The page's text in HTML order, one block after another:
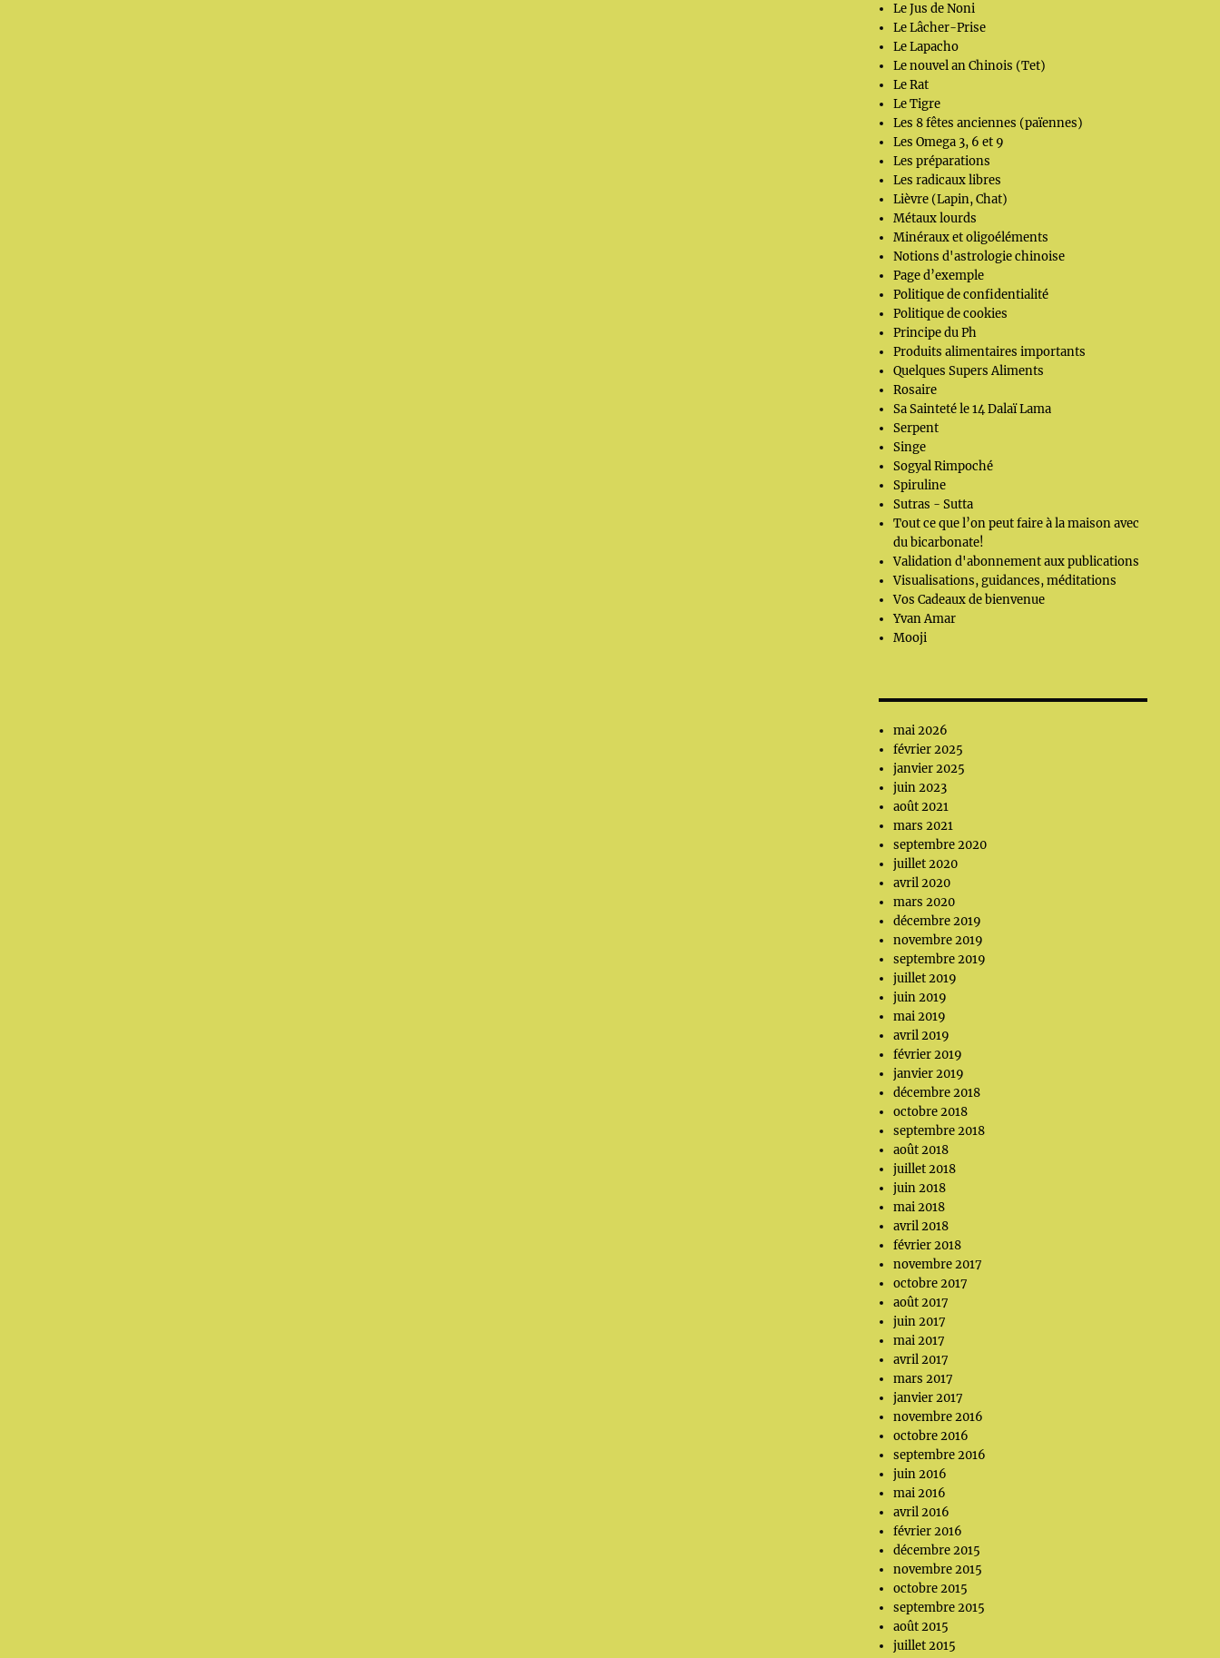
Le Jus de Noni
Le Lâcher-Prise
Le Lapacho
Le nouvel an Chinois (Tet)
Le Rat
Le Tigre
Les 8 fêtes anciennes (païennes)
Les Omega 3, 6 et 9
Les préparations
Les radicaux libres
Lièvre (Lapin, Chat)
Métaux lourds
Minéraux et oligoéléments
Notions d'astrologie chinoise
Page d’exemple
Politique de confidentialité
Politique de cookies
Principe du Ph
Produits alimentaires importants
Quelques Supers Aliments
Rosaire
Sa Sainteté le 14 Dalaï Lama
Serpent
Singe
Sogyal Rimpoché
Spiruline
Sutras - Sutta
Tout ce que l’on peut faire à la maison avec
du bicarbonate!
Validation d'abonnement aux publications
Visualisations, guidances, méditations
Vos Cadeaux de bienvenue
Yvan Amar
Mooji
mai 2026
février 2025
janvier 2025
juin 2023
août 2021
mars 2021
septembre 2020
juillet 2020
avril 2020
mars 2020
décembre 2019
novembre 2019
septembre 2019
juillet 2019
juin 2019
mai 2019
avril 2019
février 2019
janvier 2019
décembre 2018
octobre 2018
septembre 2018
août 2018
juillet 2018
juin 2018
mai 2018
avril 2018
février 2018
novembre 2017
octobre 2017
août 2017
juin 2017
mai 2017
avril 2017
mars 2017
janvier 2017
novembre 2016
octobre 2016
septembre 2016
juin 2016
mai 2016
avril 2016
février 2016
décembre 2015
novembre 2015
octobre 2015
septembre 2015
août 2015
juillet 2015